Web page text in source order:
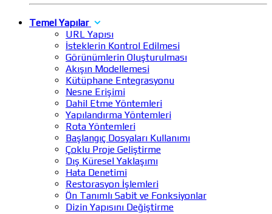
Temel Yapılar
URL Yapısı
İsteklerin Kontrol Edilmesi
Görünümlerin Oluşturulması
Akışın Modellemesi
Kütüphane Entegrasyonu
Nesne Erişimi
Dahil Etme Yöntemleri
Yapılandırma Yöntemleri
Rota Yöntemleri
Başlangıç Dosyaları Kullanımı
Çoklu Proje Geliştirme
Dış Küresel Yaklaşımı
Hata Denetimi
Restorasyon İşlemleri
Ön Tanımlı Sabit ve Fonksiyonlar
Dizin Yapısını Değiştirme